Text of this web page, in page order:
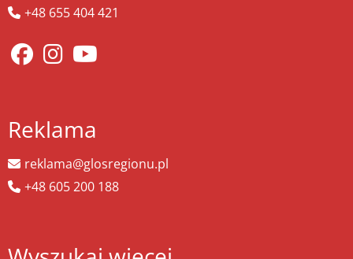
+48 655 404 421
Reklama
reklama@glosregionu.pl
+48 605 200 188